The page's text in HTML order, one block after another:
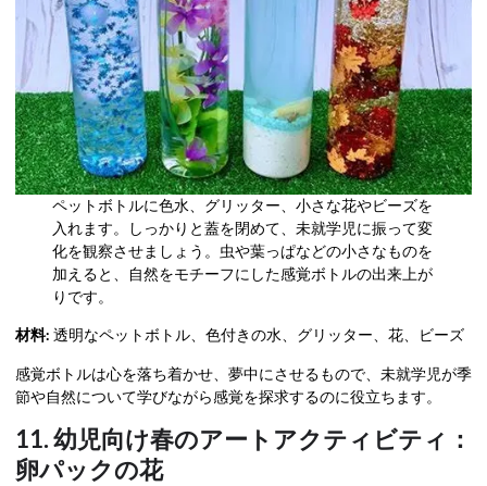
ペットボトルに色水、グリッター、小さな花やビーズを
入れます。しっかりと蓋を閉めて、未就学児に振って変
化を観察させましょう。虫や葉っぱなどの小さなものを
加えると、自然をモチーフにした感覚ボトルの出来上が
りです。
材料: 透明なペットボトル、色付きの水、グリッター、花、ビーズ
感覚ボトルは心を落ち着かせ、夢中にさせるもので、未就学児が季
節や自然について学びながら感覚を探求するのに役立ちます。
11. 幼児向け春のアートアクティビティ：
卵パックの花